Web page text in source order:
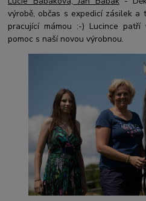
výrobě, občas s expedicí zásilek
pracující mámou :-) Lucince
pomoc s naší novou výrobnou.